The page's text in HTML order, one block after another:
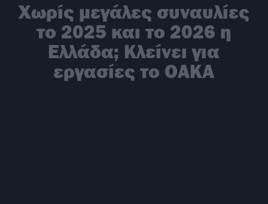
Χωρίς μεγάλες συναυλίες
το 2025 και το 2026 η
Ελλάδα; Κλείνει για
εργασίες το ΟΑΚΑ